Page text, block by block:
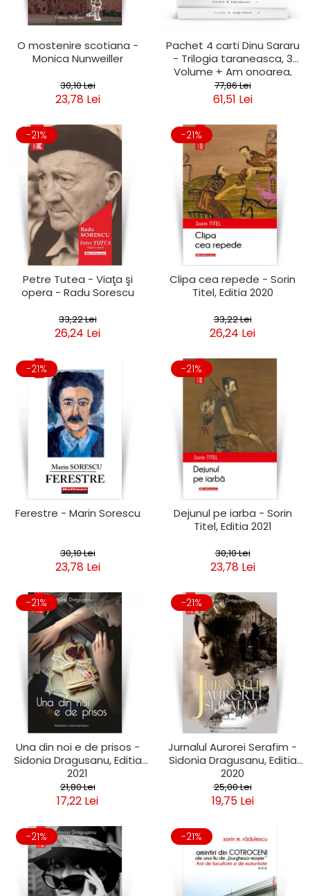
O mostenire scotiana -
Monica Nunweiller
30,10 Lei
23,78 Lei
Pachet 4 carti Dinu Sararu
- Trilogia taraneasca, 3
Volume + Am onoarea,
domnule colonel!
77,86 Lei
61,51 Lei
-21%
Petre Tutea - Viaţa şi
opera - Radu Sorescu
33,22 Lei
26,24 Lei
-21%
Clipa cea repede - Sorin
Titel, Editia 2020
33,22 Lei
26,24 Lei
-21%
Ferestre - Marin Sorescu
30,10 Lei
23,78 Lei
-21%
Dejunul pe iarba - Sorin
Titel, Editia 2021
30,10 Lei
23,78 Lei
-21%
Una din noi e de prisos -
Sidonia Dragusanu, Editia
2021
21,80 Lei
17,22 Lei
-21%
Jurnalul Aurorei Serafim -
Sidonia Dragusanu, Editia
2020
25,00 Lei
19,75 Lei
-21% -21%